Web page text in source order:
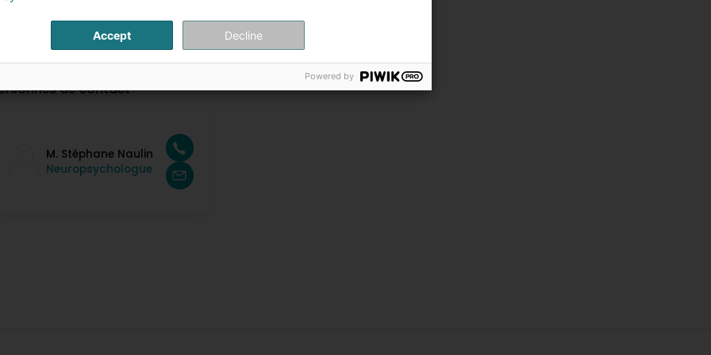
de contact
M. Stéphane Naulin
Neuropsychologue
Accept Decline
Powered by